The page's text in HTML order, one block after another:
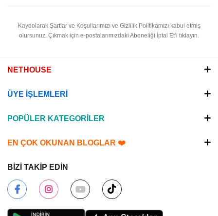
Kaydolarak Şartlar ve Koşullarımızı ve Gizlilik Politikamızı kabul etmiş
olursunuz. Çıkmak için e-postalarımızdaki Aboneliği İptal Et’i tıklayın.
NETHOUSE
ÜYE İŞLEMLERİ
POPÜLER KATEGORİLER
EN ÇOK OKUNAN BLOGLAR ❤️
BİZİ TAKİP EDİN